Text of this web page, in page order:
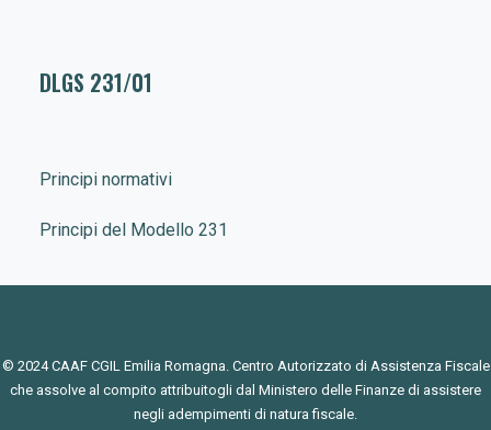
DLGS 231/01
Principi normativi
Principi del Modello 231
© 2024 CAAF CGIL Emilia Romagna. Centro Autorizzato di Assistenza Fiscale
che assolve al compito attribuitogli dal Ministero delle Finanze di assistere
negli adempimenti di natura fiscale.